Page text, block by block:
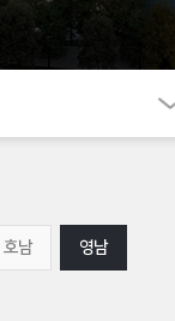
호남 영남